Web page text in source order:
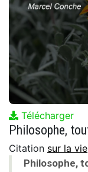
Télécharger
Citation sur la vie
Philosophe,